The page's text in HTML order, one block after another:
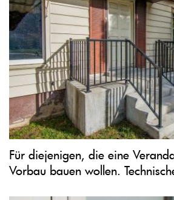
Für diejenigen, die eine
Vorbau bauen wollen.